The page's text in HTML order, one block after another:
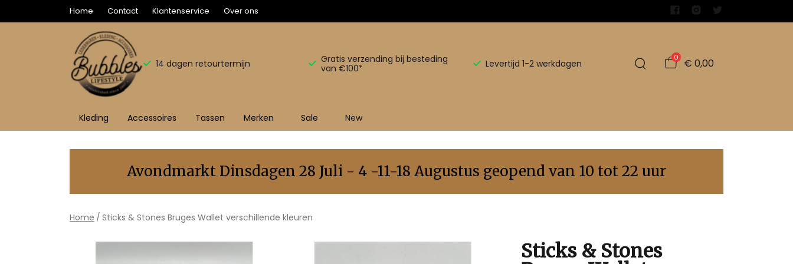
Home Contact Klantenservice Over ons
14 dagen retourtermijn
Gratis verzending bij besteding
van €100*
Levertijd 1-2 werkdagen
0 € 0,00
Kleding Accessoires Tassen Merken Sale New
Bruges
verschillende
kleuren
Avondmarkt Dinsdagen 28 Juli - 4 -11-18 Augustus geopend van 10 tot 22 uur
Home Sticks & Stones Bruges Wallet verschillende kleuren
Sticks & Stones